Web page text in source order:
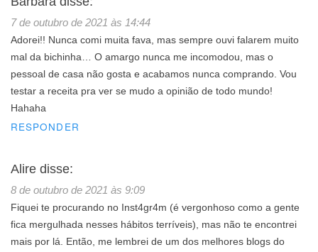
7 de outubro de 2021 às 14:44
Adorei!! Nunca comi muita fava, mas sempre ouvi falarem muito
mal da bichinha… O amargo nunca me incomodou, mas o
pessoal de casa não gosta e acabamos nunca comprando. Vou
testar a receita pra ver se mudo a opinião de todo mundo!
Hahaha
RESPONDER
Alire disse:
8 de outubro de 2021 às 9:09
Fiquei te procurando no Inst4gr4m (é vergonhoso como a gente
fica mergulhada nesses hábitos terríveis), mas não te encontrei
mais por lá. Então, me lembrei de um dos melhores blogs do